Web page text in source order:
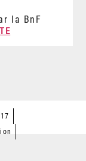
la BnF